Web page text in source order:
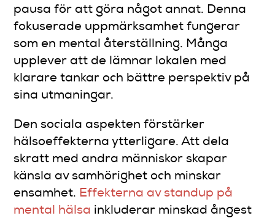
pausa för att göra något annat. Denna
fokuserade uppmärksamhet fungerar
som en mental återställning. Många
upplever att de lämnar lokalen med
klarare tankar och bättre perspektiv på
sina utmaningar.
Den sociala aspekten förstärker
hälsoeffekterna ytterligare. Att dela
skratt med andra människor skapar
känsla av samhörighet och minskar
ensamhet. Effekterna av standup på
mental hälsa inkluderar minskad ångest